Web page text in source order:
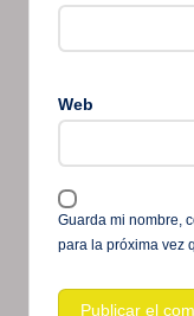
Web
Guarda mi nombre,
para la próxima vez